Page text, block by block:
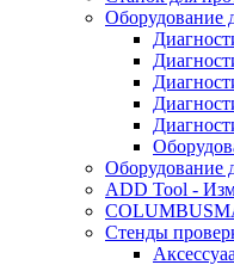
Оборудование
Оборудование
ADD Tool -
Стенды